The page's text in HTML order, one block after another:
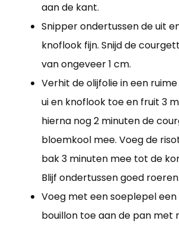
aan de kant.
Snipper ondertussen de uit
knoflook fijn. Snijd de
van ongeveer 1 cm.
Verhit de olijfolie in een
ui en knoflook toe en fruit 3
hierna nog 2 minuten de
bloemkool mee. Voeg de
bak 3 minuten mee tot de
Blijf ondertussen goed roeren.
Voeg met een soeplepel
bouillon toe aan de pan met